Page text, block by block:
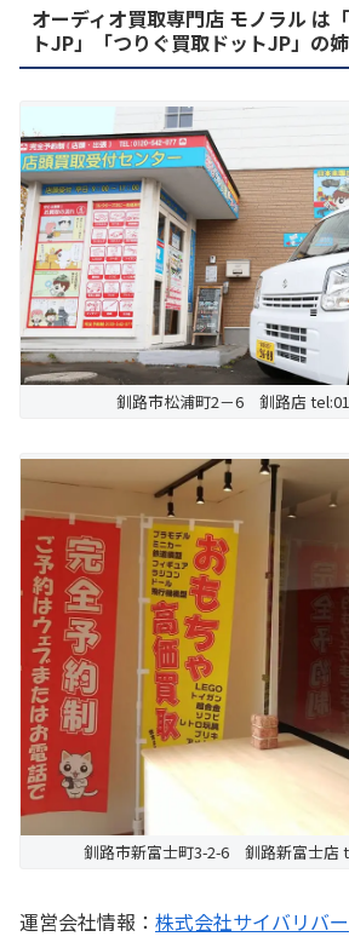
オーディオ買取専門店 モノラル は
トJP」「つりぐ買取ドットJP」の
釧路市松浦町2－6 釧路店
釧路市新富士町3-2-6 釧路新富士店
運営会社情報： 株式会社サイバリバー